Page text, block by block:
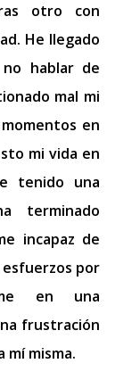
otro con
He llegado
hablar de
mal mi
en
mi vida en
tenido una
terminado
incapaz de
por
en una
frustración
mí misma.